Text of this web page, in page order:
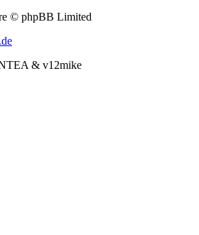
© phpBB Limited
& v12mike